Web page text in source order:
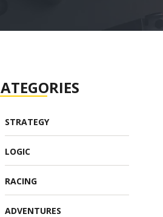
ATEGORIES
STRATEGY
LOGIC
RACING
ADVENTURES